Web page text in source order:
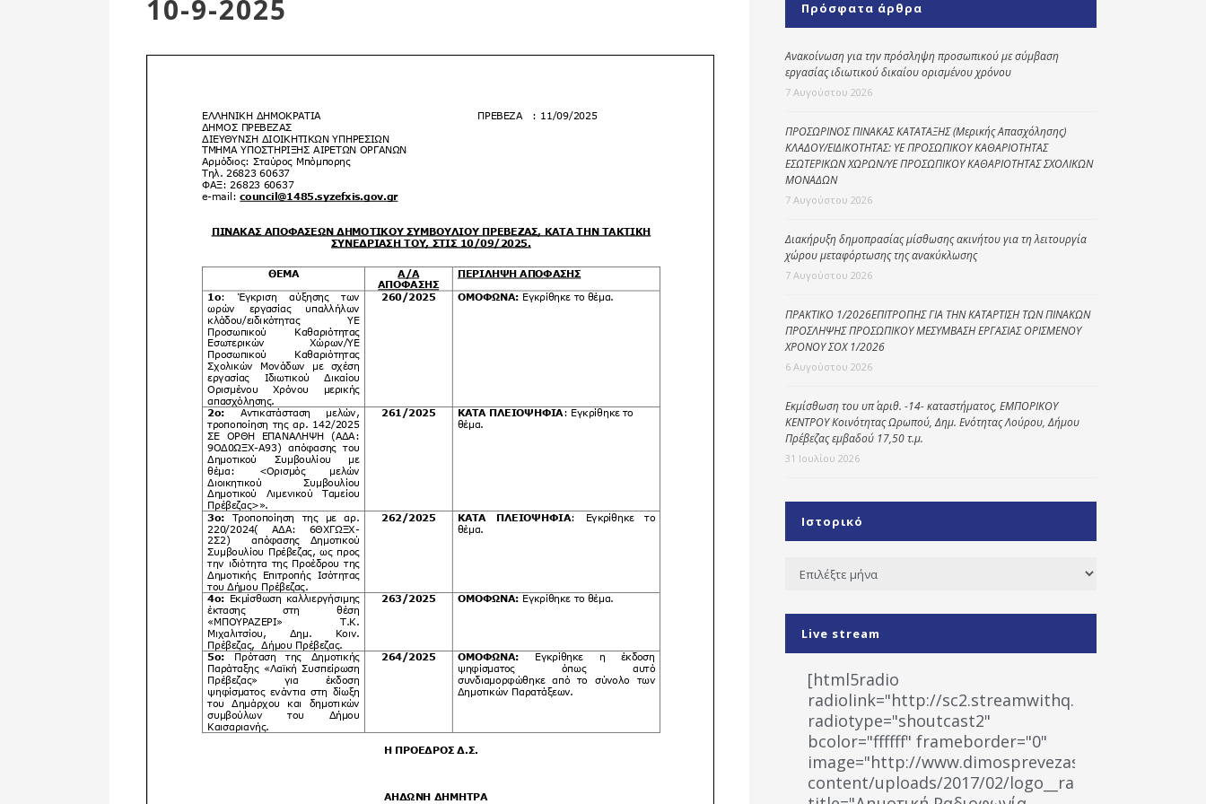
Επιτροπή
Ενότητες
Δημοτική
Kοινωνικό
φαρμακείο
Πρόγραμμα
“Βοήθεια στο σπίτι”
Κέντρο Ημερήσιας
Φροντίδας
Αθλητικές
Υποδομές
Αθλητικές
Εκδηλώσεις
Βιβλιοθήκη
Δίκτυο
Εθελοντισμού
Δήμου Πρέβεζας
Κέντρο δια βίου
Μάθησης
10-9-2025 Πρόσφατα άρθρα
Ανακοίνωση για την πρόσληψη προσωπικού με σύμβαση
εργασίας ιδιωτικού δικαίου ορισμένου χρόνου
7 Αυγούστου 2026
ΠΡΟΣΩΡΙΝΟΣ ΠΙΝΑΚΑΣ ΚΑΤΑΤΑΞΗΣ (Μερικής Απασχόλησης)
ΚΛΑΔΟΥ/ΕΙΔΙΚΟΤΗΤΑΣ: ΥΕ ΠΡΟΣΩΠΙΚΟΥ ΚΑΘΑΡΙΟΤΗΤΑΣ
ΕΣΩΤΕΡΙΚΩΝ ΧΩΡΩΝ/ΥΕ ΠΡΟΣΩΠΙΚΟΥ ΚΑΘΑΡΙΟΤΗΤΑΣ ΣΧΟΛΙΚΩΝ
ΜΟΝΑΔΩΝ
7 Αυγούστου 2026
Διακήρυξη δημοπρασίας μίσθωσης ακινήτου για τη λειτουργία
χώρου μεταφόρτωσης της ανακύκλωσης
7 Αυγούστου 2026
ΠΡΑΚΤΙΚΟ 1/2026ΕΠΙΤΡΟΠΗΣ ΓΙΑ ΤΗΝ ΚΑΤΑΡΤΙΣΗ ΤΩΝ ΠΙΝΑΚΩΝ
ΠΡΟΣΛΗΨΗΣ ΠΡΟΣΩΠΙΚΟΥ ΜΕΣΥΜΒΑΣΗ ΕΡΓΑΣΙΑΣ ΟΡΙΣΜΕΝΟΥ
ΧΡΟΝΟΥ ΣΟΧ 1/2026
6 Αυγούστου 2026
Εκμίσθωση του υπ΄ αριθ. -14- καταστήματος, ΕΜΠΟΡΙΚΟΥ
ΚΕΝΤΡΟΥ Κοινότητας Ωρωπού, Δημ. Ενότητας Λούρου, Δήμου
Πρέβεζας εμβαδού 17,50 τ.μ.
31 Ιουλίου 2026
Ιστορικό
Ιστορικό
Live stream
[html5radio
radiolink="http://sc2.streamwithq.com:8028/
radiotype="shoutcast2"
bcolor="ffffff" frameborder="0"
image="http://www.dimosprevezas.gr/wp-
content/uploads/2017/02/logo__radiofonias.jpg"